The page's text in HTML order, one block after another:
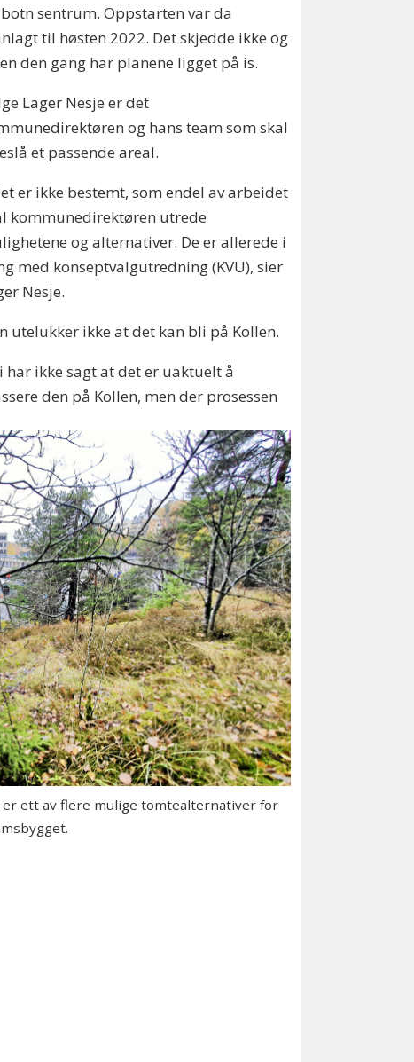
sentrum. Oppstarten var da
til høsten 2022. Det skjedde ikke og
den gang har planene ligget på is.
er ett av flere mulige tomtealternativer for
Lager Nesje er det
og hans team som skal
et passende areal.
er ikke bestemt, som endel av arbeidet
kommunedirektøren utrede
og alternativer. De er allerede i
med konseptvalgutredning (KVU), sier
Nesje.
utelukker ikke at det kan bli på Kollen.
har ikke sagt at det er uaktuelt å
den på Kollen, men der prosessen